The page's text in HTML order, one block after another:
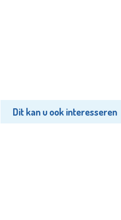
Dit kan u ook interesseren